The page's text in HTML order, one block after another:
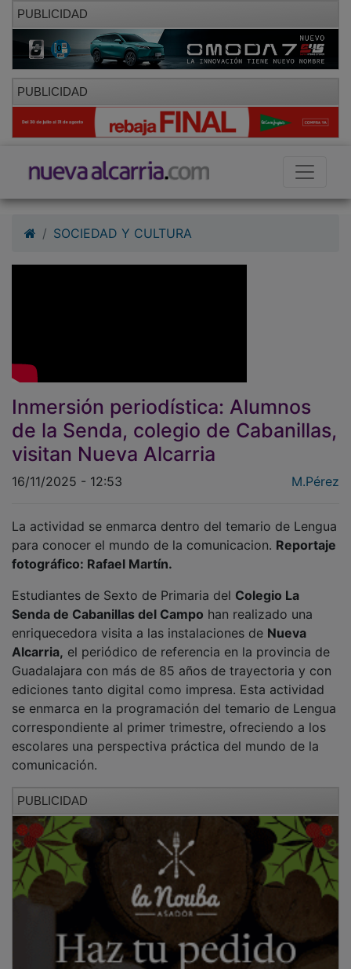
PUBLICIDAD
PUBLICIDAD
Inmersión periodística: Alumnos
de la Senda, colegio de Cabanillas,
visitan Nueva Alcarria
para conocer el mundo de la comunicacion. Reportaje
fotográfico: Rafael Martín.
Senda de Cabanillas del Campohan realizado una
enriquecedora visita a las instalaciones deNueva
Alcarria,el periódico de referencia en la provincia de
Guadalajara con más de 85 años de trayectoria y con
ediciones tanto digital como impresa. Esta actividad
se enmarca en la programación del temario de Lengua
correspondiente al primer trimestre, ofreciendo a los
escolares una perspectiva práctica del mundo de la
comunicación.